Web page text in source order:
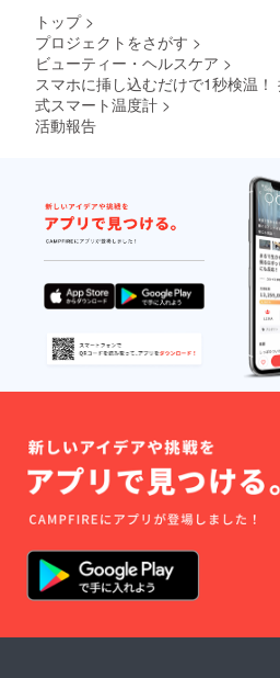
トップ >
プロジェクトをさがす >
ビューティー・ヘルスケア >
スマホに挿し込むだけで1秒検温
式スマート温度計 >
活動報告